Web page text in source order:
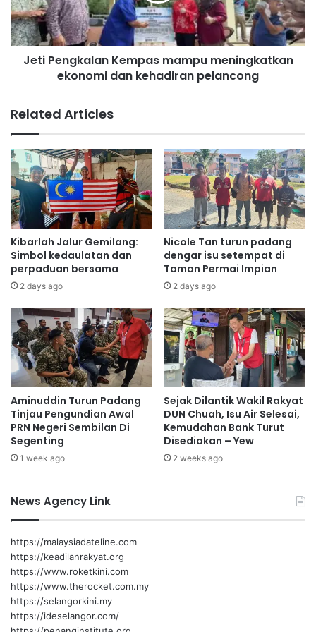
s
i
P
d
i
a
n
'
M
a
e
i
n
a
l
a
y
i
a
'
y
a
n
a
l
m
e
n
g
u
n
g
k
K
e
m
p
a
s
m
a
m
p
u
m
n
i
n
g
k
a
t
k
a
n
e
n
o
i
d
a
n
k
e
Jeti Pengkalan Kempas mampu meningkatkan
ekonomi dan kehadiran pelancong
Related Articles
Kibarlah Jalur Gemilang:
Simbol kedaulatan dan
perpaduan bersama
2 days ago
Nicole Tan turun padang
dengar isu setempat di
Taman Permai Impian
2 days ago
Aminuddin Turun Padang
Tinjau Pengundian Awal
PRN Negeri Sembilan Di
Segenting
1 week ago
Sejak Dilantik Wakil Rakyat
DUN Chuah, Isu Air Selesai,
Kemudahan Bank Turut
Disediakan – Yew
2 weeks ago
News Agency Link
https://malaysiadateline.com
https://keadilanrakyat.org
https://www.roketkini.com
https://www.therocket.com.my
https://selangorkini.my
https://ideselangor.com/